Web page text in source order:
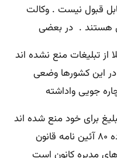
قبول نیست . وکالت
هستند . در بعضی
از تبلیغات منع نشده اند
در این کشورها وضعی
جویی واداشته
برای خود منع شده اند
. مستند این ممنوعیت بند ۳ از ماده ۸۰ آئین نامه قانون
مدیره کانون است